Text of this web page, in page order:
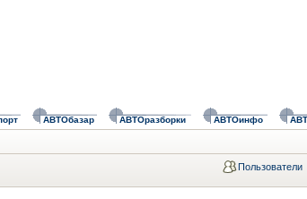
АВТОбазар АВТОразборки АВТОинфо
Пользователи